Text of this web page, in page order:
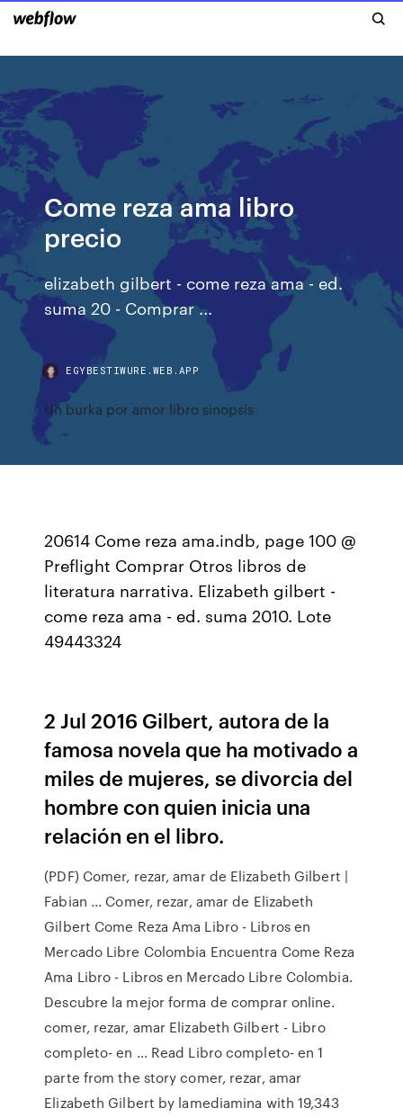
Come reza ama libro
precio
elizabeth gilbert - come reza ama - ed.
suma 20 - Comprar ...
EGYBESTIWURE.WEB.APP
Un burka por amor libro sinopsis
20614 Come reza ama.indb, page 100 @
Preflight Comprar Otros libros de
literatura narrativa. Elizabeth gilbert -
come reza ama - ed. suma 2010. Lote
49443324
2 Jul 2016 Gilbert, autora de la
famosa novela que ha motivado a
miles de mujeres, se divorcia del
hombre con quien inicia una
relación en el libro.
(PDF) Comer, rezar, amar de Elizabeth Gilbert |
Fabian ... Comer, rezar, amar de Elizabeth
Gilbert Come Reza Ama Libro - Libros en
Mercado Libre Colombia Encuentra Come Reza
Ama Libro - Libros en Mercado Libre Colombia.
Descubre la mejor forma de comprar online.
comer, rezar, amar Elizabeth Gilbert - Libro
completo- en ... Read Libro completo- en 1
parte from the story comer, rezar, amar
Elizabeth Gilbert by lamediamina with 19,343